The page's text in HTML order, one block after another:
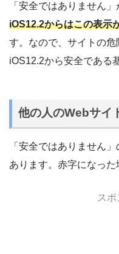
「安全ではありません
iOS12.2からはこの表示
す。なので、サイトの危
iOS12.2から安全である
他の人のWebサイ
「安全ではありません
あります。赤字になった
スポ